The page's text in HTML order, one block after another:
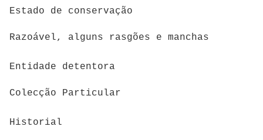
Estado de conservação
Razoável, alguns rasgões e manchas
Entidade detentora
Colecção Particular
Historial